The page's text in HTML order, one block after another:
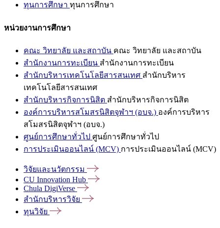
ทุนการศึกษา ทุนการศึกษา
หน่วยงานการศึกษา
คณะ วิทยาลัย และสถาบัน คณะ วิทยาลัย และสถาบัน
สำนักงานการทะเบียน สำนักงานการทะเบียน
สำนักบริหารเทคโนโลยีสารสนเทศ สำนักบริหาร
เทคโนโลยีสารสนเทศ
สำนักบริหารกิจการนิสิต สำนักบริหารกิจการนิสิต
องค์การบริหารสโมสรนิสิตจุฬาฯ (อบจ.) องค์การบริหาร
สโมสรนิสิตจุฬาฯ (อบจ.)
ศูนย์การศึกษาทั่วไป ศูนย์การศึกษาทั่วไป
การประเมินออนไลน์ (MCV) การประเมินออนไลน์ (MCV)
วิจัยและนวัตกรรม
CU Innovation Hub
Chula DigiVerse
สำนักบริหารวิจัย
ทุนวิจัย